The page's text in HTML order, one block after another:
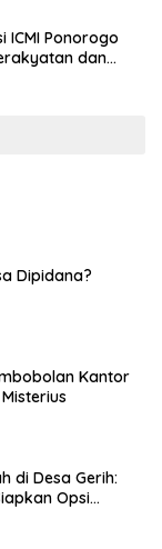
ICMI Ponorogo
dan
Dipidana?
Kantor
di Desa Gerih:
Opsi